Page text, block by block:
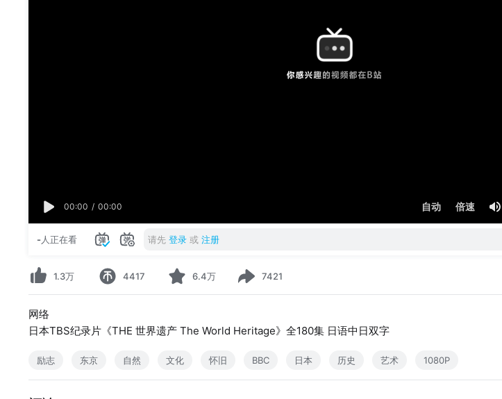
00:00 / 00:00 自动 倍速
-人正在看 请先 登录 或 注册
1.3万 4417 6.4万 7421
网络
日本TBS纪录片《THE 世界遗产 The World Heritage》全180集 日语中日双字
励志 东京 自然 文化 怀旧 BBC 日本 历史 艺术 1080P